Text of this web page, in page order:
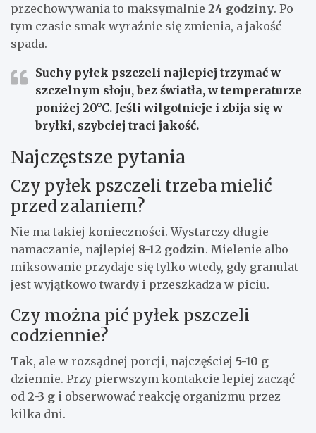
przechowywania to maksymalnie 24 godziny. Po
tym czasie smak wyraźnie się zmienia, a jakość
spada.
Suchy pyłek pszczeli najlepiej trzymać w
szczelnym słoju, bez światła, w temperaturze
poniżej 20°C. Jeśli wilgotnieje i zbija się w
bryłki, szybciej traci jakość.
Najczęstsze pytania
Czy pyłek pszczeli trzeba mielić
przed zalaniem?
Nie ma takiej konieczności. Wystarczy długie
namaczanie, najlepiej 8-12 godzin. Mielenie albo
miksowanie przydaje się tylko wtedy, gdy granulat
jest wyjątkowo twardy i przeszkadza w piciu.
Czy można pić pyłek pszczeli
codziennie?
Tak, ale w rozsądnej porcji, najczęściej 5-10 g
dziennie. Przy pierwszym kontakcie lepiej zacząć
od 2-3 g i obserwować reakcję organizmu przez
kilka dni.